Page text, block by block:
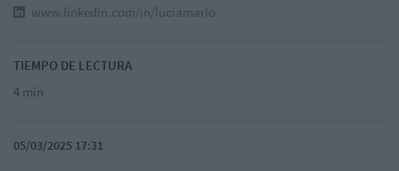
www.linkedin.com/in/luciamarlo
TIEMPO DE LECTURA
4 min
05/03/2025 17:31